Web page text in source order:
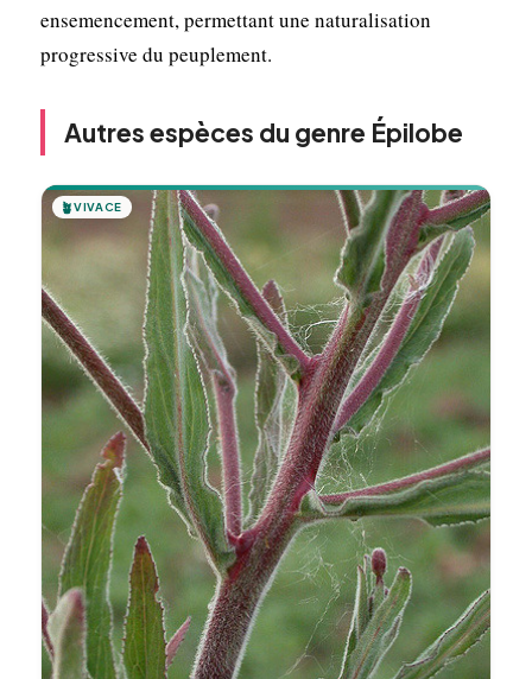
ensemencement, permettant une naturalisation
progressive du peuplement.
Autres espèces du genre Épilobe
🪴VIVACE